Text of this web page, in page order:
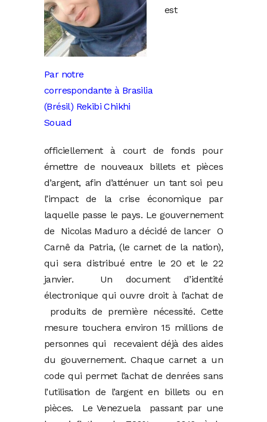
Par notre
correspondante à Brasilia
(Brésil) Rekibi Chikhi
Souad
est
officiellement à court de fonds pour
émettre de nouveaux billets et pièces
d’argent, afin d’atténuer un tant soi peu
l’impact de la crise économique par
laquelle passe le pays. Le gouvernement
de Nicolas Maduro a décidé de lancer O
Carnê da Patria, (le carnet de la nation),
qui sera distribué entre le 20 et le 22
janvier. Un document d’identité
électronique qui ouvre droit à l’achat de
produits de première nécessité. Cette
mesure touchera environ 15 millions de
personnes qui recevaient déjà des aides
du gouvernement. Chaque carnet a un
code qui permet l’achat de denrées sans
l’utilisation de l’argent en billets ou en
pièces. Le Venezuela passant par une